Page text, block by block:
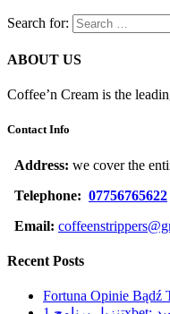
Search for:
ABOUT US
Coffee’n Cream is the
Contact Info
Address: we cover the
Telephone: 07756765622
Email:
Recent Posts
Fortuna Opinie Bądź